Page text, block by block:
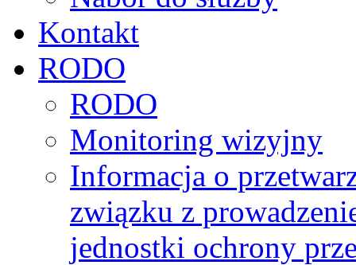
Kontakt
RODO
RODO
Monitoring wizyjny
Informacja o
związku z
jednostki ochrony